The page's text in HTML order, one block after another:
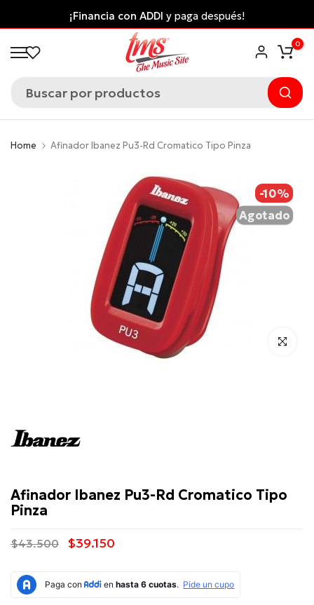
al
contenido
¡Financia con ADDI y paga después!
0
Home Afinador Ibanez Pu3-Rd Cromatico Tipo Pinza
-10%
Agotado
Click para
Afinador Ibanez Pu3-Rd Cromatico Tipo
Pinza
$43.500 $39.150